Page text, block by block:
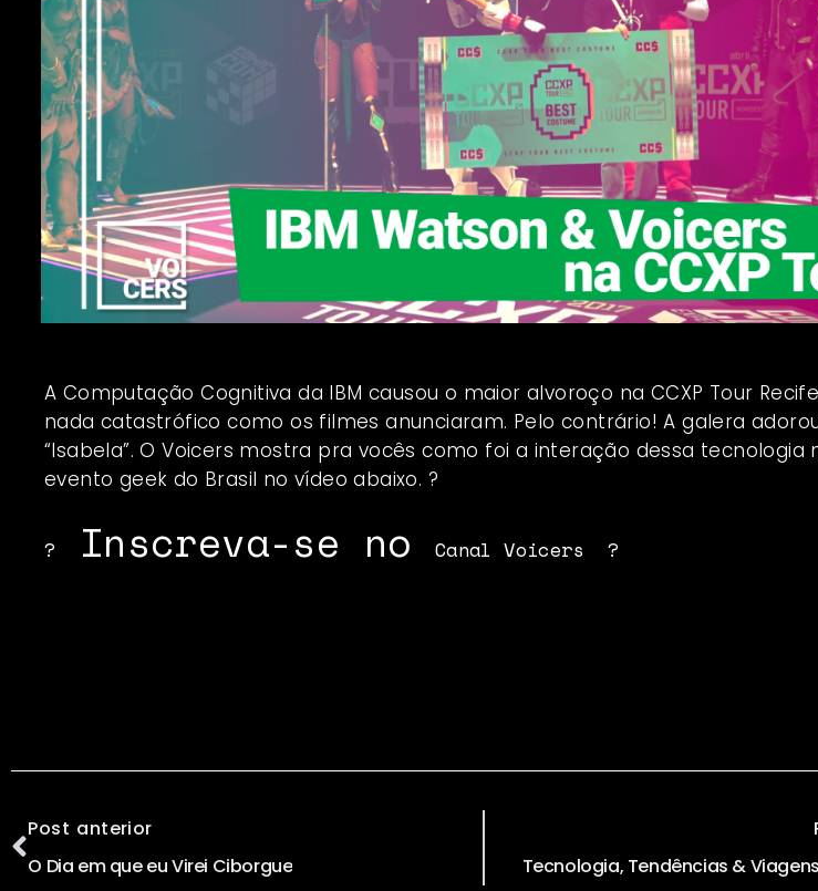
A Computação Cognitiva da IBM causou o maior alvoroço na CCXP Tour
nada catastrófico como os filmes anunciaram. Pelo contrário! A galera
“Isabela”. O Voicers mostra pra vocês como foi a interação dessa tecnologia
evento geek do Brasil no vídeo abaixo. ?
? Inscreva-se no Canal Voicers ?
Post anterior
O Dia em que eu Virei Ciborgue
Tecnologia, Tendências &